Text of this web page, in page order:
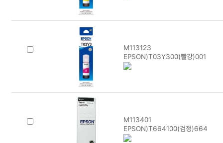
M113123
EPSON)T03Y300(빨강)001
M113401
EPSON)T664100(검정)664